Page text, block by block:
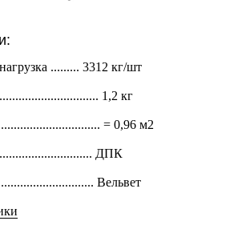
......... 3312 кг/шт
1,2 кг
= 0,96 м2
ДПК
Вельвет